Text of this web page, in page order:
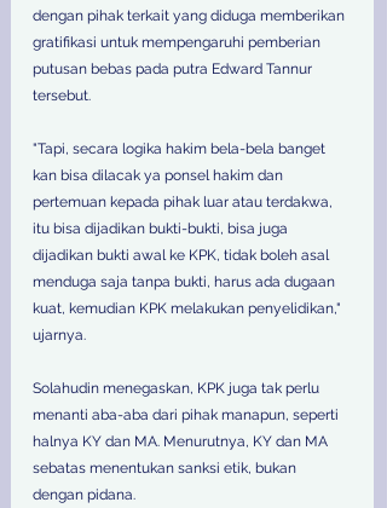
dengan pihak terkait yang diduga memberikan
gratifikasi untuk mempengaruhi pemberian
putusan bebas pada putra Edward Tannur
tersebut.
"Tapi, secara logika hakim bela-bela banget
kan bisa dilacak ya ponsel hakim dan
pertemuan kepada pihak luar atau terdakwa,
itu bisa dijadikan bukti-bukti, bisa juga
dijadikan bukti awal ke KPK, tidak boleh asal
menduga saja tanpa bukti, harus ada dugaan
kuat, kemudian KPK melakukan penyelidikan,"
ujarnya.
Solahudin menegaskan, KPK juga tak perlu
menanti aba-aba dari pihak manapun, seperti
halnya KY dan MA. Menurutnya, KY dan MA
sebatas menentukan sanksi etik, bukan
dengan pidana.